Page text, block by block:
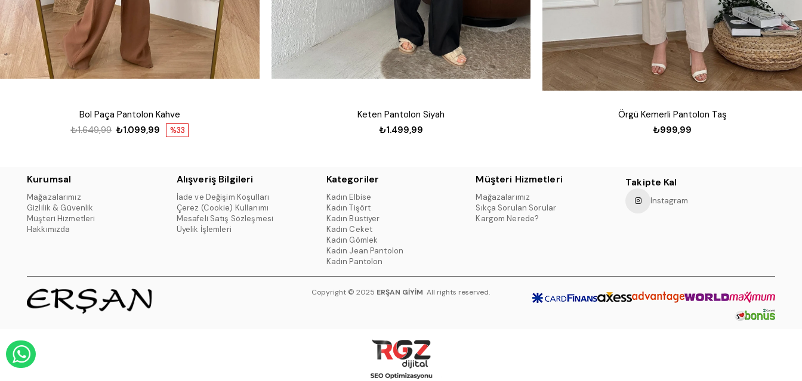
Bol Paça Pantolon Kahve
%33
₺1.099,99
₺1.649,99
Keten Pantolon Siyah
₺1.499,99
Örgü Kemerli Pantolon Taş
₺999,99
Kurumsal
Mağazalarımız
Gizlilik & Güvenlik
Müşteri Hizmetleri
Hakkımızda
Alışveriş Bilgileri
İade ve Değişim Koşulları
Çerez (Cookie) Kullanımı
Mesafeli Satış Sözleşmesi
Üyelik İşlemleri
Kategoriler
Kadın Elbise
Kadın Tişört
Kadın Büstiyer
Kadın Ceket
Kadın Gömlek
Kadın Jean Pantolon
Kadın Pantolon
Müşteri Hizmetleri
Mağazalarımız
Sıkça Sorulan Sorular
Kargom Nerede?
Takipte Kal
Instagram
Copyright © 2025 ERŞAN GİYİM All rights reserved.